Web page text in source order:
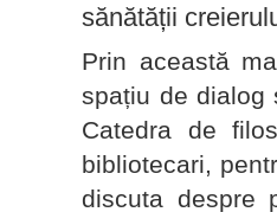
sănătății
Prin această
spațiu de dialog
Catedra de
bibliotecari,
discuta despre